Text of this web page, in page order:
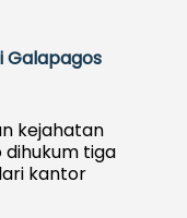
Galapagos
kejahatan
tiga
kantor